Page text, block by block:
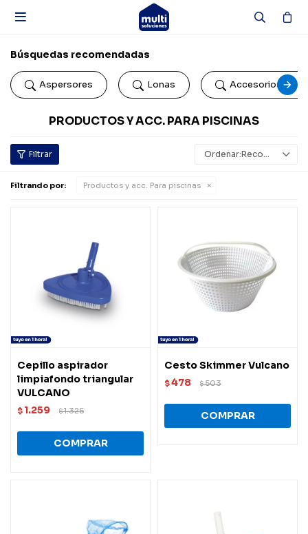

Búsquedas recomendadas
Aspersores Lonas Accesorios de
PRODUCTOS Y ACC. PARA PISCINAS
Recomendados
Filtrando por: Productos y acc. Para piscinas
Cepillo aspirador
limpiafondo triangular
VULCANO
$ 1.259 $1.325
Cesto Skimmer Vulcano
$478 $503